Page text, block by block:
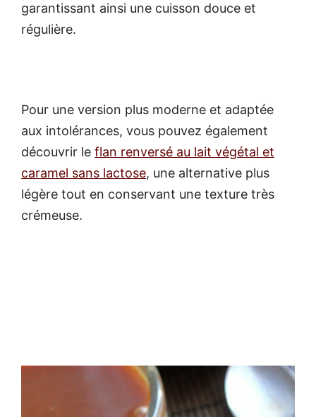
garantissant ainsi une cuisson douce et
régulière.
Pour une version plus moderne et adaptée
aux intolérances, vous pouvez également
découvrir le flan renversé au lait végétal et
caramel sans lactose, une alternative plus
légère tout en conservant une texture très
crémeuse.